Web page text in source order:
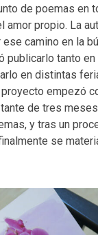
de poemas en
amor propio. La
ese camino en la
publicarlo tanto
en distintas
empezó
de tres
y tras un
se